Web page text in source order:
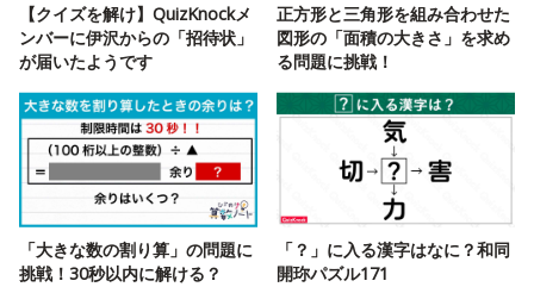
【クイズを解け】QuizKnockメ
ンバーに伊沢からの「招待状」
が届いたようです
正方形と三角形を組み合わせた
図形の「面積の大きさ」を求め
る問題に挑戦！
「大きな数の割り算」の問題に
挑戦！30秒以内に解ける？
「？」に入る漢字はなに？和同
開珎パズル171